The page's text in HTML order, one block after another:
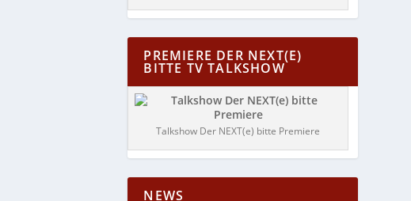
PREMIERE DER NEXT(E)
BITTE TV TALKSHOW
Talkshow Der NEXT(e) bitte Premiere
NEWS